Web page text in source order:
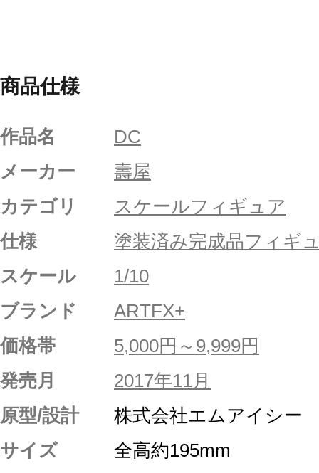
商品仕様
作品名
DC
メーカー
壽屋
カテゴリ
スケールフィギュア
仕様
塗装済み完成品フィギ
スケール
1/10
ブランド
ARTFX+
価格帯
5,000円～9,999円
発売月
2017年11月
原型/設計
株式会社エムアイシー
サイズ
全高約195mm